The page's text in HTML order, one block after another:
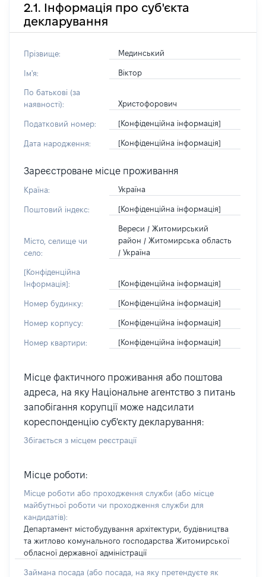
2.1. Інформація про суб'єкта
декларування
Прізвище: Мединський
Ім'я: Віктор
По батькові (за
наявності):
Христофорович
Податковий номер: [Конфіденційна інформація]
Дата народження: [Конфіденційна інформація]
Зареєстроване місце проживання
Країна: Україна
Поштовий індекс: [Конфіденційна інформація]
Місто, селище чи
село:
Вереси / Житомирський
район / Житомирська область
/ Україна
[Конфіденційна
Інформація]:
[Конфіденційна інформація]
Номер будинку: [Конфіденційна інформація]
Номер корпусу: [Конфіденційна інформація]
Номер квартири: [Конфіденційна інформація]
Місце фактичного проживання або поштова
адреса, на яку Національне агентство з питань
запобігання корупції може надсилати
кореспонденцію суб'єкту декларування:
Збігається з місцем реєстрації
Місце роботи:
Місце роботи або проходження служби (або місце
майбутньої роботи чи проходження служби для
кандидатів):
Департамент містобудування архітектури, будівництва
та житлово комунального господарства Житомирської
обласної державної адміністрації
Займана посада (або посада, на яку претендуєте як